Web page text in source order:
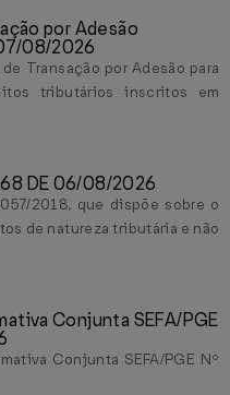
por Adesão
08/2026
Transação por Adesão para
tributários inscritos em
DE 06/08/2026
2018, que dispõe sobre o
de natureza tributária e não
Conjunta SEFA/PGE
Conjunta SEFA/PGE Nº